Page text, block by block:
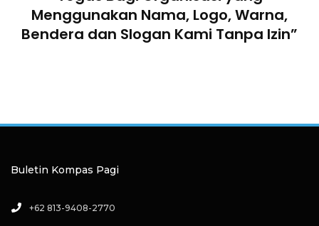
Menggunakan Nama, Logo, Warna,
Bendera dan Slogan Kami Tanpa Izin”
Buletin Kompas Pagi
+62 813-9408-2770